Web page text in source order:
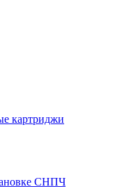
картриджи
СНПЧ